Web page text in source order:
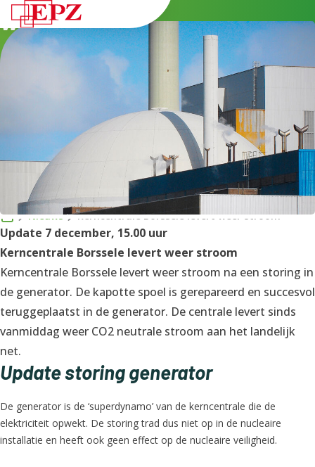
NL
weer stroom
Nieuws Kerncentrale Borssele levert weer stroom
Update 7 december, 15.00 uur
Kerncentrale Borssele levert weer stroom
Kerncentrale Borssele levert weer stroom na een storing in
de generator. De kapotte spoel is gerepareerd en succesvol
teruggeplaatst in de generator. De centrale levert sinds
vanmiddag weer CO2 neutrale stroom aan het landelijk
net.
Update storing generator
De generator is de ‘superdynamo’ van de kerncentrale die de
elektriciteit opwekt. De storing trad dus niet op in de nucleaire
installatie en heeft ook geen effect op de nucleaire veiligheid.